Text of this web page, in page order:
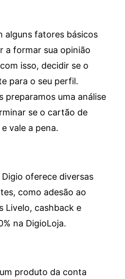
alguns fatores básicos
a formar sua opinião
isso, decidir se o
para o seu perfil.
preparamos uma análise
se o cartão de
vale a pena.
oferece diversas
como adesão ao
Livelo, cashback e
na DigioLoja.
produto da conta